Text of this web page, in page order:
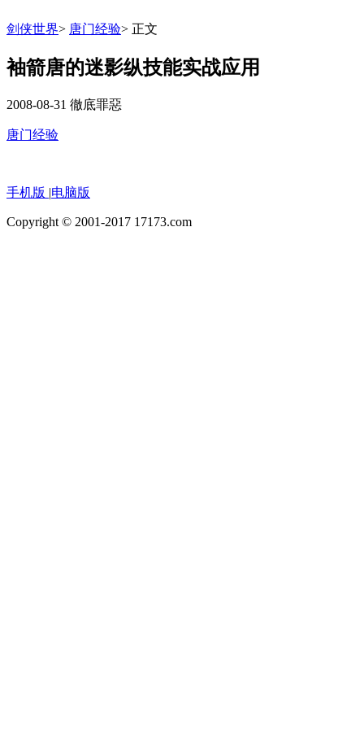
剑侠世界> 唐门经验> 正文
袖箭唐的迷影纵技能实战应用
2008-08-31 徹底罪惡
唐门经验
手机版 |电脑版
Copyright © 2001-2017 17173.com